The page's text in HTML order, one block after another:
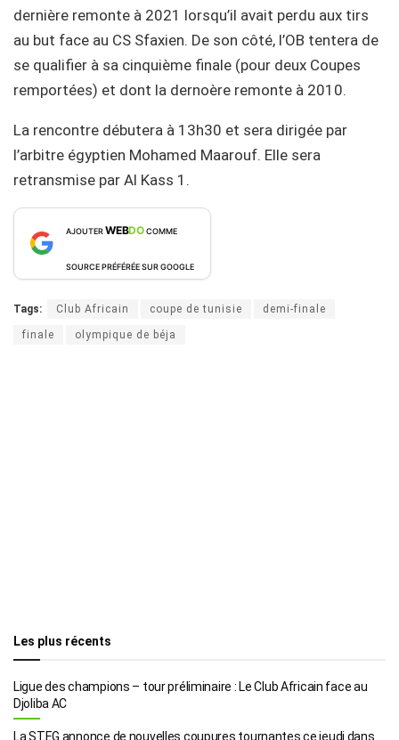
dernière remonte à 2021 lorsqu’il avait perdu aux tirs
au but face au CS Sfaxien. De son côté, l’OB tentera de
se qualifier à sa cinquième finale (pour deux Coupes
remportées) et dont la dernoère remonte à 2010.
La rencontre débutera à 13h30 et sera dirigée par
l’arbitre égyptien Mohamed Maarouf. Elle sera
retransmise par Al Kass 1.
AJOUTERWEBDOCOMME
SOURCE PRÉFÉRÉE SUR GOOGLE
Tags: Club Africain coupe de tunisie demi-finale
finale olympique de béja
Les plus récents
Ligue des champions – tour préliminaire : Le Club Africain face au
Djoliba AC
La STEG annonce de nouvelles coupures tournantes ce jeudi dans